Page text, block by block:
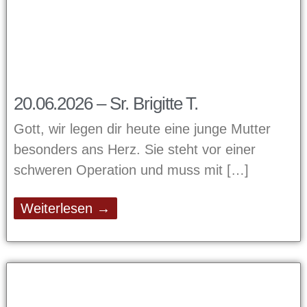
20.06.2026 – Sr. Brigitte T.
Gott, wir legen dir heute eine junge Mutter
besonders ans Herz. Sie steht vor einer
schweren Operation und muss mit
Weiterlesen →